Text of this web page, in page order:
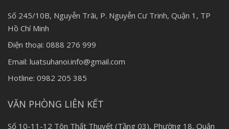
Số 245/10B, Nguyễn Trãi, P. Nguyễn Cư Trinh, Quận 1, TP
Hồ Chí Minh
Điện thoại: 0888 276 999
Email: luatsuhanoi.info@gmail.com
Hotline: 0982 205 385
VĂN PHÒNG LIÊN KẾT
Số 10-11-12 Tôn Thất Thuyết (Tầng 03), Phường 18, Quận